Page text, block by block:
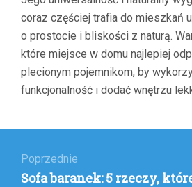
coraz częściej trafia do mieszkań
o prostocie i bliskości z naturą.
które miejsce w domu najlepiej
plecionym pojemnikom, by
funkcjonalność i dodać wnętrzu
wpisu
Poprzednie
Poprzedni
Sofa baranek: 5 rzeczy,